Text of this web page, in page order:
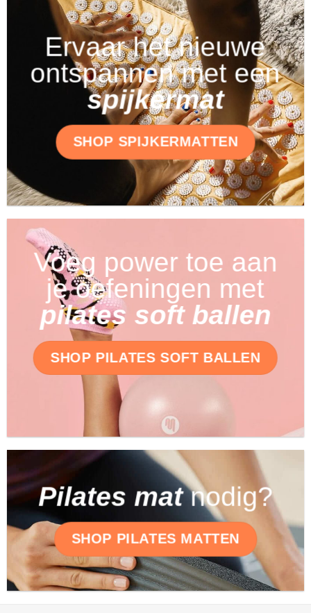
Ervaar het nieuwe
ontspannen met een
spijkermat
SHOP SPIJKERMATTEN
Voeg power toe aan
je oefeningen met
pilates soft ballen
SHOP PILATES SOFT BALLEN
Pilates matnodig?
SHOP PILATES MATTEN